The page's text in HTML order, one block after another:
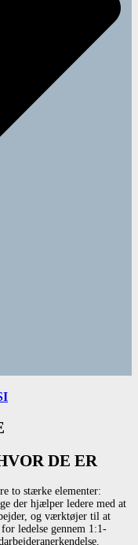
DE ER
to stærke elementer:
der hjælper ledere med at
og værktøjer til at
ledelse gennem 1:1-